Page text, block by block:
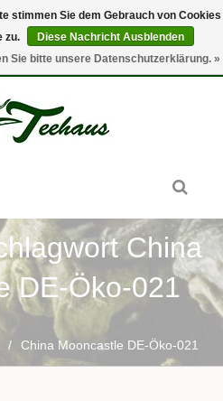
China
DE-Öko-021
/ China Mooncastle DE-Öko-021
stimmen Sie dem Gebrauch von Cookies
zu.
Diese Nachricht Ausblenden
Sie bitte unsere Datenschutzerklärung. »